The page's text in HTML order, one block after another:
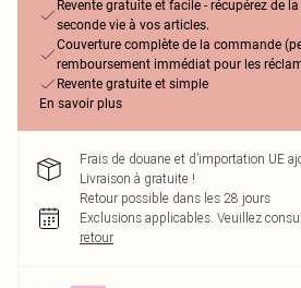
Revente gratuite et facile - récupérez de
seconde vie à vos articles.
Couverture complète de la commande
remboursement immédiat pour les
Revente gratuite et simple
En savoir plus
Frais de douane et d’importation UE
Livraison à gratuite !
Retour possible dans les 28 jours
Exclusions applicables. Veuillez
retour